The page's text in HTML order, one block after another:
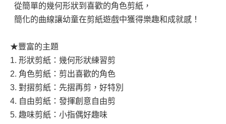
從簡單的幾何形狀到喜歡的角色剪紙，
簡化的曲線讓幼童在剪紙遊戲中獲得樂趣和成就感！
★豐富的主題
1. 形狀剪紙：幾何形狀練習剪
2. 角色剪紙：剪出喜歡的角色
3. 對摺剪紙：先摺再剪，好特別
4. 自由剪紙：發揮創意自由剪
5. 趣味剪紙：小指偶好趣味